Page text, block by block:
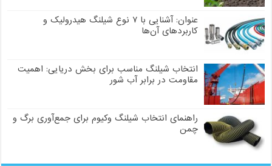
عنوان: آشنایی با ۷ نوع شیلنگ هیدرولیک و
کاربردهای آن‌ها
انتخاب شیلنگ مناسب برای بخش دریایی: اهمیت
مقاومت در برابر آب شور
راهنمای انتخاب شیلنگ وکیوم برای جمع‌آوری برگ و
چمن